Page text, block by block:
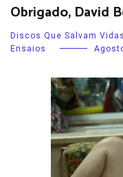
Obrigado, David
Discos Que Salvam Vidas
Ensaios